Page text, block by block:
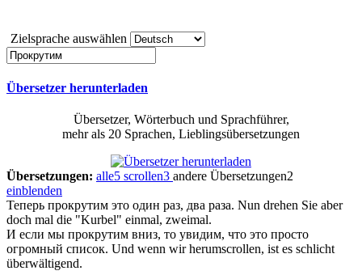
Zielsprache auswählen
Übersetzer herunterladen
Übersetzer, Wörterbuch und Sprachführer,
mehr als 20 Sprachen, Lieblingsübersetzungen
Übersetzungen: alle5 scrollen3 andere Übersetzungen2
einblenden
Теперь прокрутим это один раз, два раза. Nun drehen Sie aber
doch mal die "Kurbel" einmal, zweimal.
И если мы прокрутим вниз, то увидим, что это просто
огромный список. Und wenn wir herumscrollen, ist es schlicht
überwältigend.